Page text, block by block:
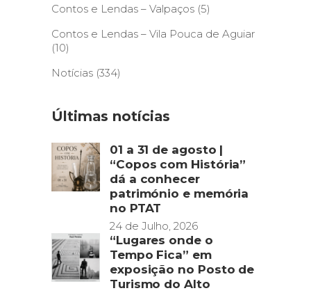
Contos e Lendas – Valpaços (5)
Contos e Lendas – Vila Pouca de Aguiar
(10)
Notícias (334)
Últimas notícias
01 a 31 de agosto |
“Copos com História”
dá a conhecer
património e memória
no PTAT
24 de Julho, 2026
“Lugares onde o
Tempo Fica” em
exposição no Posto de
Turismo do Alto